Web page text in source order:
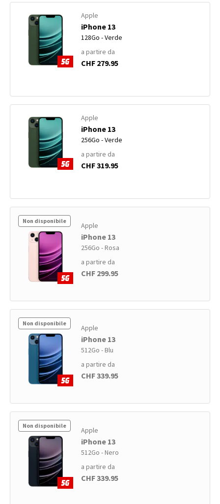
Apple
iPhone 13
128Go - Verde
a partire da
CHF 279.95
Apple
iPhone 13
256Go - Verde
a partire da
CHF 319.95
Non disponibile Apple
iPhone 13
256Go - Rosa
a partire da
CHF 299.95
Non disponibile Apple
iPhone 13
512Go - Blu
a partire da
CHF 339.95
Non disponibile Apple
iPhone 13
512Go - Nero
a partire da
CHF 339.95